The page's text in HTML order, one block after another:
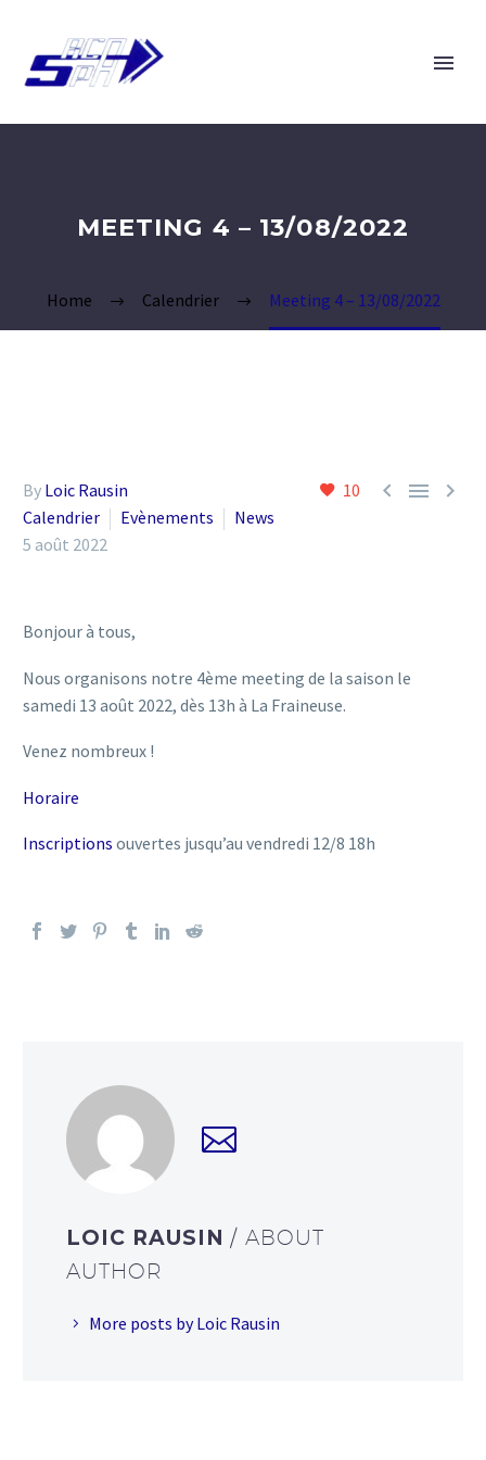
MEETING 4 – 13/08/2022
Home Calendrier Meeting 4 – 13/08/2022
10   
By Loic Rausin
Calendrier
Evènements
News
5 août 2022
Bonjour à tous,
Nous organisons notre 4ème meeting de la saison le
samedi 13 août 2022, dès 13h à La Fraineuse.
Venez nombreux !
Horaire
Inscriptions ouvertes jusqu’au vendredi 12/8 18h
LOIC RAUSIN/ ABOUT
AUTHOR
More posts by Loic Rausin